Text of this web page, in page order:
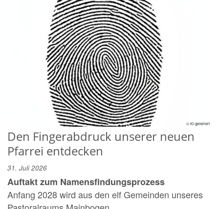
© KI-generiert
Den Fingerabdruck unserer neuen
Pfarrei entdecken
31. Juli 2026
Auftakt zum Namensfindungsprozess
Anfang 2028 wird aus den elf Gemeinden unseres